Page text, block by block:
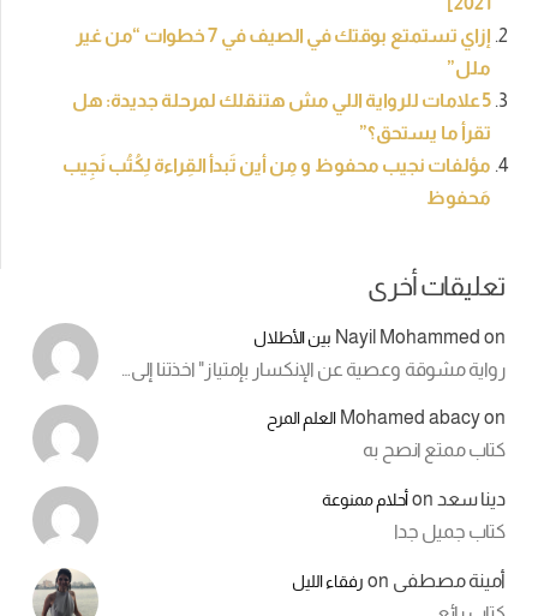
إزاي تستمتع بوقتك في الصيف في 7 خطوات “من غير
ملل”
5 علامات للرواية اللي مش هتنقلك لمرحلة جديدة: هل
تقرأ ما يستحق؟”
مؤلفات نجيب محفوظ و مِن أين تَبدأ القِراءة لِكُتُب نَجِيب
مَحفوظ
تعليقات أخرى
Nayil Mohammed on بين الأطلال
رواية مشوقة وعصية عن الإنكسار بإمتياز" اخذتنا إلى…
Mohamed abacyon العلم المرح
كتاب ممتع انصح به
دينا سعد onأحلام ممنوعة
كتاب جميل جدا
أمينة مصطفى on رفقاء الليل